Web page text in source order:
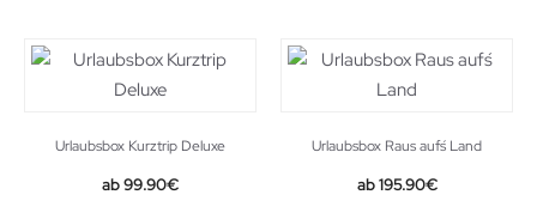
Urlaubsbox Kurztrip Deluxe
99.90€
Urlaubsbox Raus auf´s Land
195.90€